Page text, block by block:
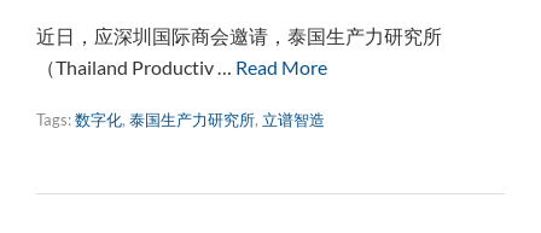
近日，应深圳国际商会邀请，泰国生产力研究所
（Thailand Productiv … Read More
Tags:数字化, 泰国生产力研究所, 立谱智造